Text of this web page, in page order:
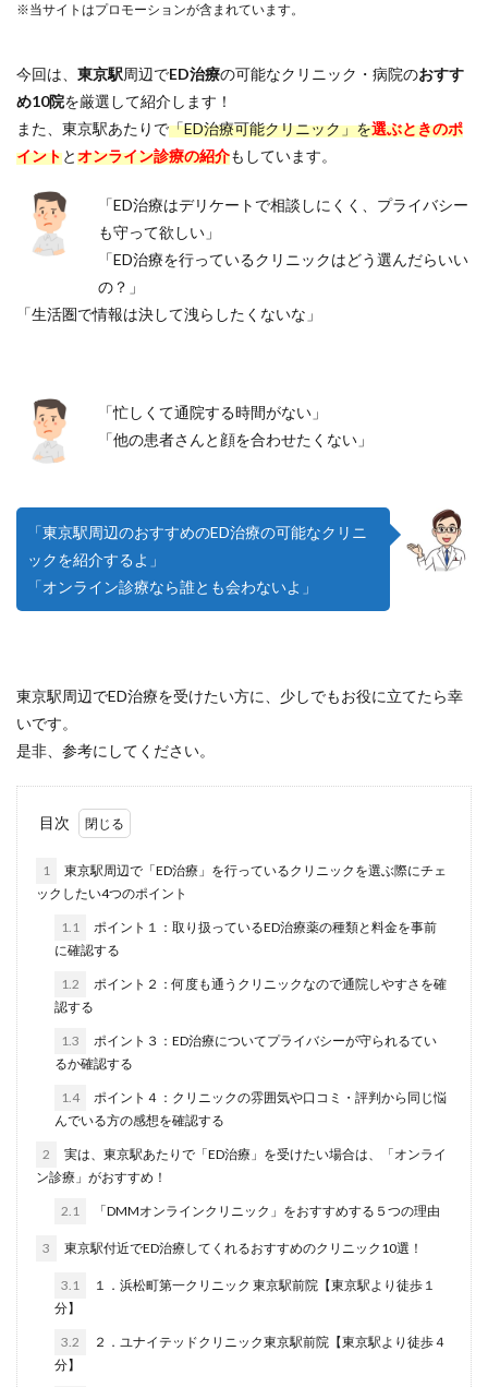
※当サイトはプロモーションが含まれています。
今回は、 東京駅周辺でED治療の可能なクリニック・病院のおすす
め10院を厳選して紹介します！
また、東京駅あたりで「ED治療可能クリニック」を選ぶときのポ
イントとオンライン診療の紹介もしています。
「ED治療はデリケートで相談しにくく、プライバシー
も守って欲しい」
「ED治療を行っているクリニックはどう選んだらいい
の？」
「生活圏で情報は決して洩らしたくないな」
「忙しくて通院する時間がない」
「他の患者さんと顔を合わせたくない」
「東京駅周辺のおすすめのED治療の可能なクリニ
ックを紹介するよ」
「オンライン診療なら誰とも会わないよ」
東京駅周辺でED治療を受けたい方に、少しでもお役に立てたら幸
いです。
是非、参考にしてください。
目次
1
東京駅周辺で「ED治療」を行っているクリニックを選ぶ際にチェ
ックしたい4つのポイント
1.1
ポイント１：取り扱っているED治療薬の種類と料金を事前
に確認する
1.2
ポイント２：何度も通うクリニックなので通院しやすさを確
認する
1.3
ポイント３：ED治療についてプライバシーが守られるてい
るか確認する
1.4
ポイント４：クリニックの雰囲気や口コミ・評判から同じ悩
んでいる方の感想を確認する
2
実は、東京駅あたりで「ED治療」を受けたい場合は、「オンライ
ン診療」がおすすめ！
2.1 「DMMオンラインクリニック」をおすすめする５つの理由
3 東京駅付近でED治療してくれるおすすめのクリニック10選！
3.1
１．浜松町第一クリニック 東京駅前院【東京駅より徒歩１
分】
3.2
２．ユナイテッドクリニック東京駅前院【東京駅より徒歩４
分】